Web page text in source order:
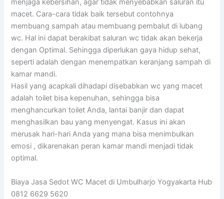
menjaga kebersihan, agar tidak menyebabkan saluran itu
macet. Cara-cara tidak baik tersebut contohnya
membuang sampah atau membuang pembalut di lubang
wc. Hal ini dapat berakibat saluran wc tidak akan bekerja
dengan Optimal. Sehingga diperlukan gaya hidup sehat,
seperti adalah dengan menempatkan keranjang sampah di
kamar mandi.
Hasil yang acapkali dihadapi disebabkan wc yang macet
adalah toilet bisa kepenuhan, sehingga bisa
menghancurkan toilet Anda, lantai banjir dan dapat
menghasilkan bau yang menyengat. Kasus ini akan
merusak hari-hari Anda yang mana bisa menimbulkan
emosi , dikarenakan peran kamar mandi menjadi tidak
optimal.
Biaya Jasa Sedot WC Macet di Umbulharjo Yogyakarta Hub
0812 6629 5620